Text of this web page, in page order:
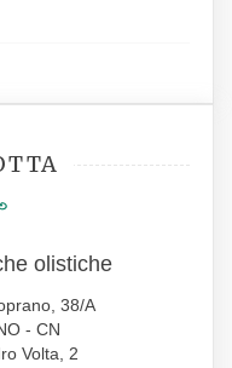
olistiche
38/A
- CN
Volta, 2